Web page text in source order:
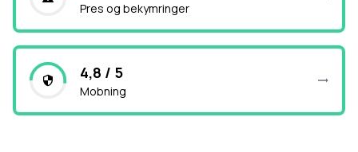
Pres og bekymringer
4,8 / 5
Mobning